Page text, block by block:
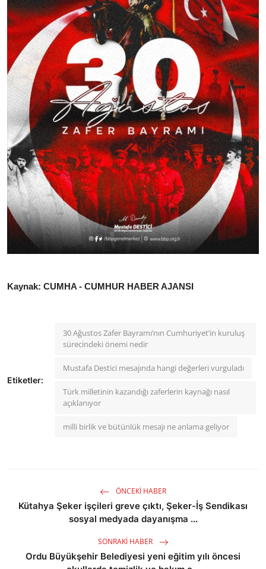
Kaynak: CUMHA - CUMHUR HABER AJANSI
Etiketler:
30 Ağustos Zafer Bayramı’nın Cumhuriyet’in kuruluş
sürecindeki önemi nedir
Mustafa Destici mesajında hangi değerleri vurguladı
Türk milletinin kazandığı zaferlerin kaynağı nasıl
açıklanıyor
milli birlik ve bütünlük mesajı ne anlama geliyor
ÖNCEKI HABER
Kütahya Şeker işçileri greve çıktı, Şeker-İş Sendikası
sosyal medyada dayanışma ...
SONRAKI HABER
Ordu Büyükşehir Belediyesi yeni eğitim yılı öncesi